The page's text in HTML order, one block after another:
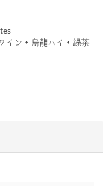
イン・烏龍ハイ・緑茶